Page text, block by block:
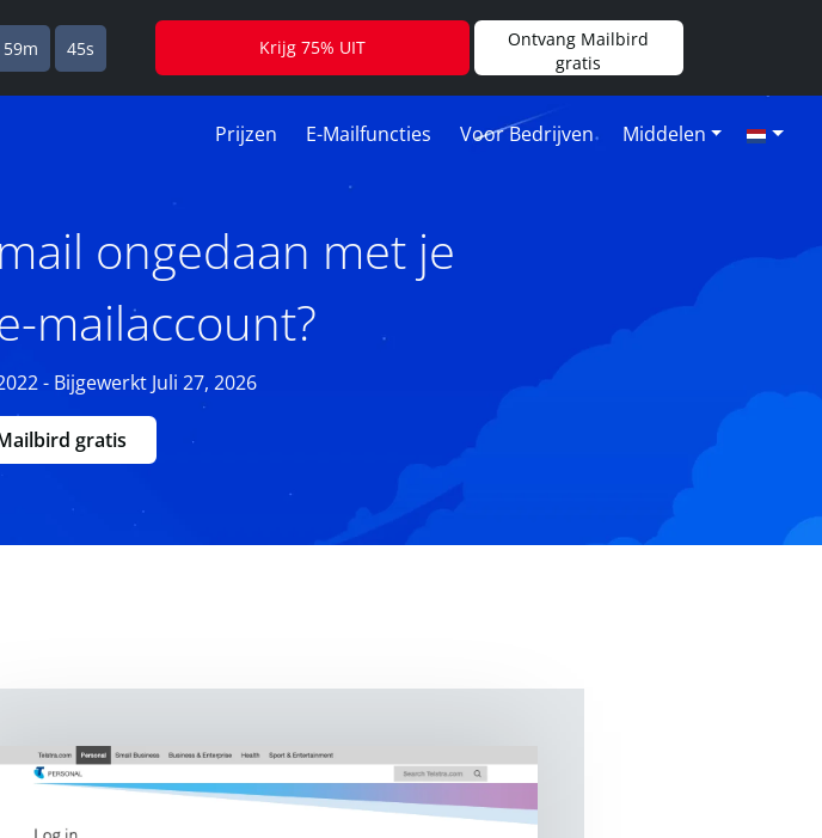
Prijzen E-Mailfuncties Voor Bedrijven Middelen
ongedaan met je
mailaccount?
- Bijgewerkt Juli 27, 2026
gratis
59m 44s Krijg 75% UIT
Ontvang Mailbird
gratis